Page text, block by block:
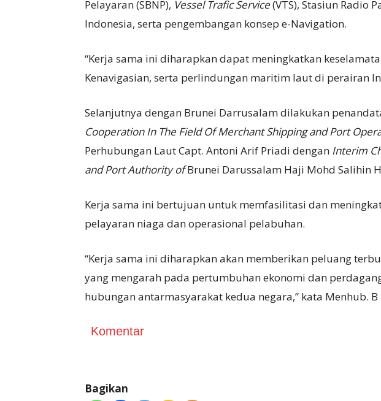
Pelayaran (SBNP), Vessel Trafic Service(VTS), Stasiun Radio
Indonesia, serta pengembangan konsep e-Navigation.
“Kerja sama ini diharapkan dapat meningkatkan
Kenavigasian, serta perlindungan maritim laut di perairan
Selanjutnya dengan Brunei Darrusalam dilakukan
Cooperation In The Field Of Merchant Shipping and Port
Perhubungan Laut Capt. Antoni Arif Priadi dengan Interim
and Port Authority ofBrunei Darussalam Haji Mohd Salihin
Kerja sama ini bertujuan untuk memfasilitasi dan
pelayaran niaga dan operasional pelabuhan.
“Kerja sama ini diharapkan akan memberikan peluang
yang mengarah pada pertumbuhan ekonomi dan
hubungan antarmasyarakat kedua negara,” kata Menhub. B
Komentar
Bagikan